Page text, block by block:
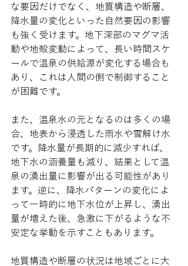
な要因だけでなく、地質構造や断層、
降水量の変化といった自然要因の影響
も強く受けます。地下深部のマグマ活
動や地殻変動によって、長い時間スケ
ールで温泉の供給源が変化する場合も
あり、これは人間の側で制御すること
が困難です。
また、温泉水の元となるのは多くの場
合、地表から浸透した雨水や雪解け水
です。降水量が長期的に減少すれば、
地下水の涵養量も減り、結果として温
泉の湧出量に影響が出る可能性があり
ます。逆に、降水パターンの変化によ
って一時的に地下水位が上昇し、湧出
量が増えた後、急激に下がるような不
安定な挙動を示すこともあります。
地質構造や断層の状況は地域ごとに大